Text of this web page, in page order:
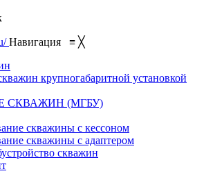
Навигация ≡ ╳
крупногабаритной установкой
СКВАЖИН (МГБУ)
скважины с кессоном
скважины с адаптером
скважин